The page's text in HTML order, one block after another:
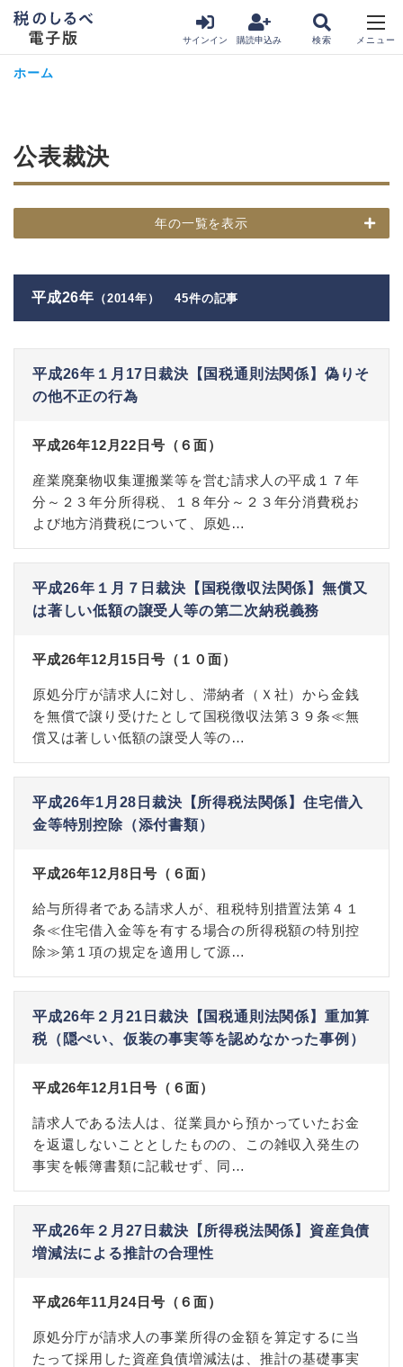
サインイン 購読申込み
ホーム
公表裁決
年の一覧を表示
平成26年 （2014年） 45件の記事
平成26年１月17日裁決【国税通則法関係】偽りそ
の他不正の行為
平成26年12月22日号（６面）
産業廃棄物収集運搬業等を営む請求人の平成１７年
分～２３年分所得税、１８年分～２３年分消費税お
よび地方消費税について、原処…
平成26年１月７日裁決【国税徴収法関係】無償又
は著しい低額の譲受人等の第二次納税義務
平成26年12月15日号（１０面）
原処分庁が請求人に対し、滞納者（Ｘ社）から金銭
を無償で譲り受けたとして国税徴収法第３９条≪無
償又は著しい低額の譲受人等の…
平成26年1月28日裁決【所得税法関係】住宅借入
金等特別控除（添付書類）
平成26年12月8日号（６面）
給与所得者である請求人が、租税特別措置法第４１
条≪住宅借入金等を有する場合の所得税額の特別控
除≫第１項の規定を適用して源…
平成26年２月21日裁決【国税通則法関係】重加算
税（隠ぺい、仮装の事実等を認めなかった事例）
平成26年12月1日号（６面）
請求人である法人は、従業員から預かっていたお金
を返還しないこととしたものの、この雑収入発生の
事実を帳簿書類に記載せず、同…
平成26年２月27日裁決【所得税法関係】資産負債
増減法による推計の合理性
平成26年11月24日号（６面）
原処分庁が請求人の事業所得の金額を算定するに当
たって採用した資産負債増減法は、推計の基礎事実